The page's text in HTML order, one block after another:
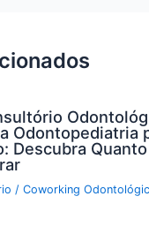
Odontopediatria
Descubra
/Coworking